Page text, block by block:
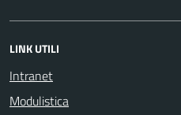
LINK UTILI
Intranet
Modulistica